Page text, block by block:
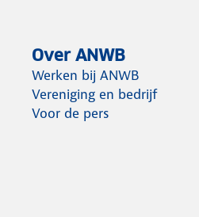
Over ANWB
Werken bij ANWB
Vereniging en bedrijf
Voor de pers